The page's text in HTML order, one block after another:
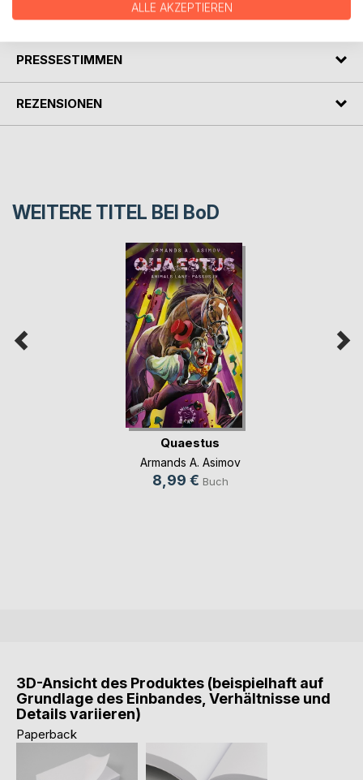
AUTOR/IN
PRESSESTIMMEN
REZENSIONEN
WEITERE TITEL BEI BoD
Quaestus
Armands A. Asimov
8,99 € Buch
3D-Ansicht des Produktes (beispielhaft auf
Grundlage des Einbandes, Verhältnisse und
Details variieren)
Paperback
ALLE AKZEPTIEREN